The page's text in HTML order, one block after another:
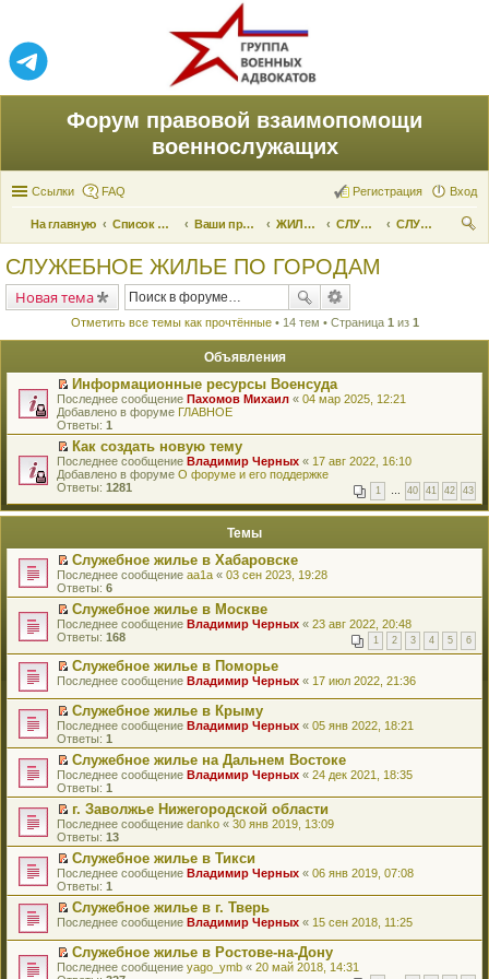
Форум правовой взаимопомощи
военнослужащих
Ссылки FAQ Вход
Регистрация
На главную Список форумов Ваши права и их реализация ЖИЛИЩНЫЕ ВОПРОСЫ СЛУЖЕБНОЕ ЖИЛЬЕ
СЛУЖЕБНОЕ ЖИЛЬЕ ПО ГОРОДАМ
СЛУЖЕБНОЕ ЖИЛЬЕ ПО ГОРОДАМ
Новая тема
Отметить все темы как прочтённые• 14 тем • Страница 1 из 1
Объявления
П
е
р
е
й
т
и
к
е
о
м
у
н
е
п
р
о
ч
и
т
а
н
н
о
м
у
с
о
о
б
щ
е
н
и
ю
Информационные ресурсы Военсуда
Последнее сообщение Пахомов Михаил « 04 мар 2025, 12:21
Добавлено в форуме ГЛАВНОЕ
Ответы: 1
П
е
р
й
к
п
е
р
в
о
м
у
н
е
п
о
ч
и
т
а
н
н
о
м
у
с
о
о
б
щ
е
н
и
ю
Как создать новую тему
Последнее сообщение Владимир Черных « 17 авг 2022, 16:10
Добавлено в форуме О форуме и его поддержке
Ответы: 1281 1 … 40 41 42 43
Темы
П
е
р
е
й
т
к
п
е
р
в
о
м
у
н
е
п
р
о
ч
и
т
а
н
н
о
м
у
с
о
Служебное жилье в Хабаровске
Последнее сообщение aa1a « 03 сен 2023, 19:28
Ответы: 6
П
е
е
й
т
и
к
п
е
р
в
о
м
у
н
е
п
р
о
ч
и
т
а
н
о
м
Служебное жилье в Москве
Последнее сообщение Владимир Черных « 23 авг 2022, 20:48
Ответы: 168 1 2 3 4 5 6
П
р
е
й
т
и
п
е
р
в
о
м
у
н
е
п
р
о
ч
и
т
Служебное жилье в Поморье
Последнее сообщение Владимир Черных « 17 июл 2022, 21:36
П
е
р
е
й
т
и
к
п
е
р
в
о
м
у
н
п
р
о
Служебное жилье в Крыму
Последнее сообщение Владимир Черных « 05 янв 2022, 18:21
Ответы: 1
П
е
р
е
й
т
и
к
п
е
р
в
о
м
у
н
Служебное жилье на Дальнем Востоке
Последнее сообщение Владимир Черных « 24 дек 2021, 18:35
Ответы: 1
П
е
р
е
й
т
и
к
п
е
р
в
г. Заволжье Нижегородской области
Последнее сообщение danko « 30 янв 2019, 13:09
Ответы: 13
П
е
р
е
й
и
п
Служебное жилье в Тикси
Последнее сообщение Владимир Черных « 06 янв 2019, 07:08
Ответы: 1
П
р
е
й
Служебное жилье в г. Тверь
Последнее сообщение Владимир Черных « 15 сен 2018, 11:25
П
Служебное жилье в Ростове-на-Дону
Последнее сообщение yago_ymb « 20 май 2018, 14:31